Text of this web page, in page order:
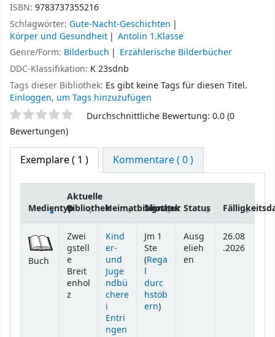
ISBN: 9783737355216
Schlagwörter: Gute-Nacht-Geschichten
Körper und Gesundheit
Antolin 1.Klasse
Genre/Form: Bilderbuch
Erzählerische Bilderbücher
DDC-Klassifikation: K 23sdnb
Tags dieser Bibliothek: Es gibt keine Tags für diesen Titel.
Einloggen, um Tags hinzuzufügen
SternchenbewertungDurchschnittliche Bewertung: 0.0 (0
Bewertungen)
Exemplare( 1 ) Kommentare ( 0 )
Medientyp
Aktuelle
BibliothekHeimatbibliothek
Signatur Status
Buch
Zwei
gstell
e
Breit
enhol
z
Kind
er-
und
Juge
ndbü
chere
i
Entri
ngen
Jm 1
Ste
(Rega
l
durc
hstöb
ern(Öffnet sich unterhalb)
)
Ausg
elieh
en
26.08
.2026